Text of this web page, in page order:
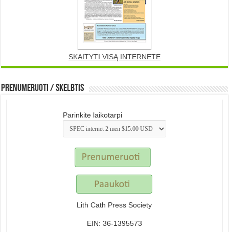
SKAITYTI VISĄ INTERNETE
Prenumeruoti / Skelbtis
Parinkite laikotarpi
Lith Cath Press Society
EIN: 36-1395573